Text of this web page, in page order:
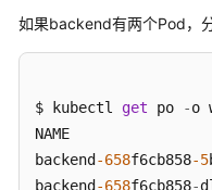
如果backend有两个Pod，
$ kubectl get po -o
NAME
backend -658f6cb858-5
backend -658f6cb858-